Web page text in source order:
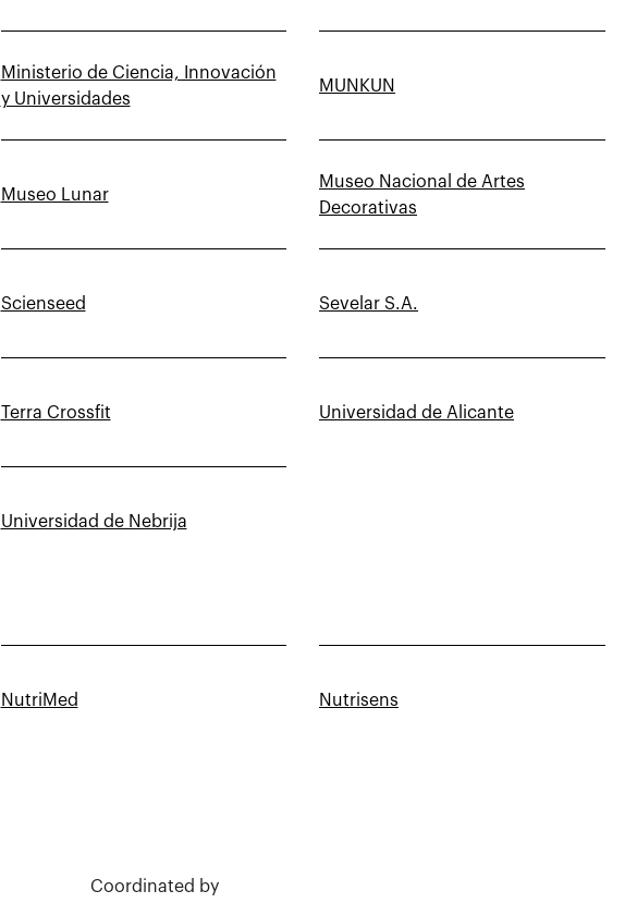
Ministerio de Ciencia, Innovación
y Universidades
MUNKUN
Museo Lunar
Museo Nacional de Artes
Decorativas
Scienseed Sevelar S.A.
Terra Crossfit Universidad de Alicante
Universidad de Nebrija
NutriMed Nutrisens
Coordinated by